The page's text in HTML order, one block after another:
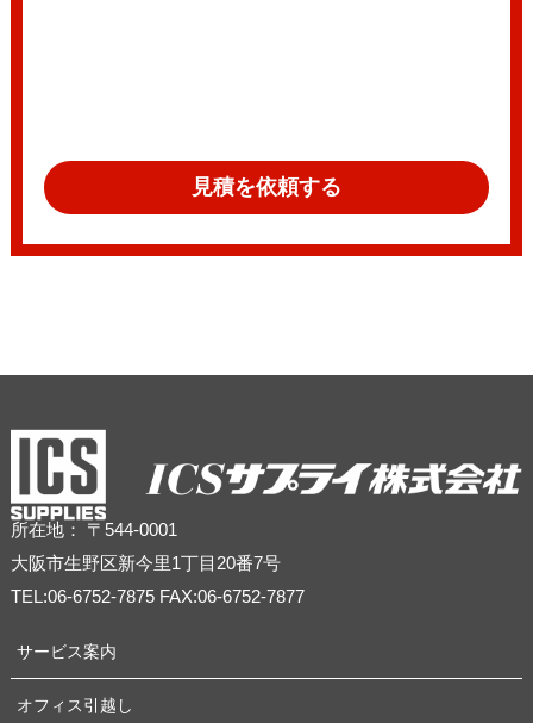
見積を依頼する
所在地： 〒544-0001
大阪市生野区新今里1丁目20番7号
TEL:06-6752-7875 FAX:06-6752-7877
サービス案内
オフィス引越し